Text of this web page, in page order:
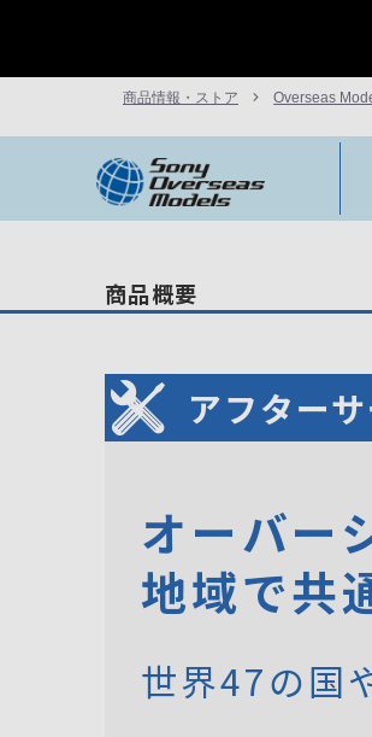
商品情報・ストア Overseas
商品概要
アフター
オーバー
地域で共
世界47の国